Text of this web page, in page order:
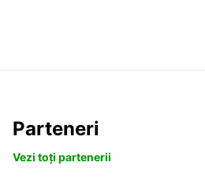
Parteneri
Vezi toți partenerii